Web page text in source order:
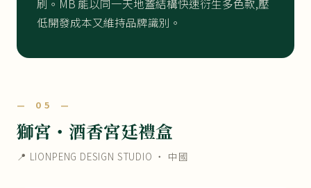
刷。MB 能以同一天地蓋結構快速衍生多色款,壓
低開發成本又維持品牌識別。
— 05 —
獅宮・酒香宮廷禮盒
📍 LIONPENG DESIGN STUDIO ・ 中國